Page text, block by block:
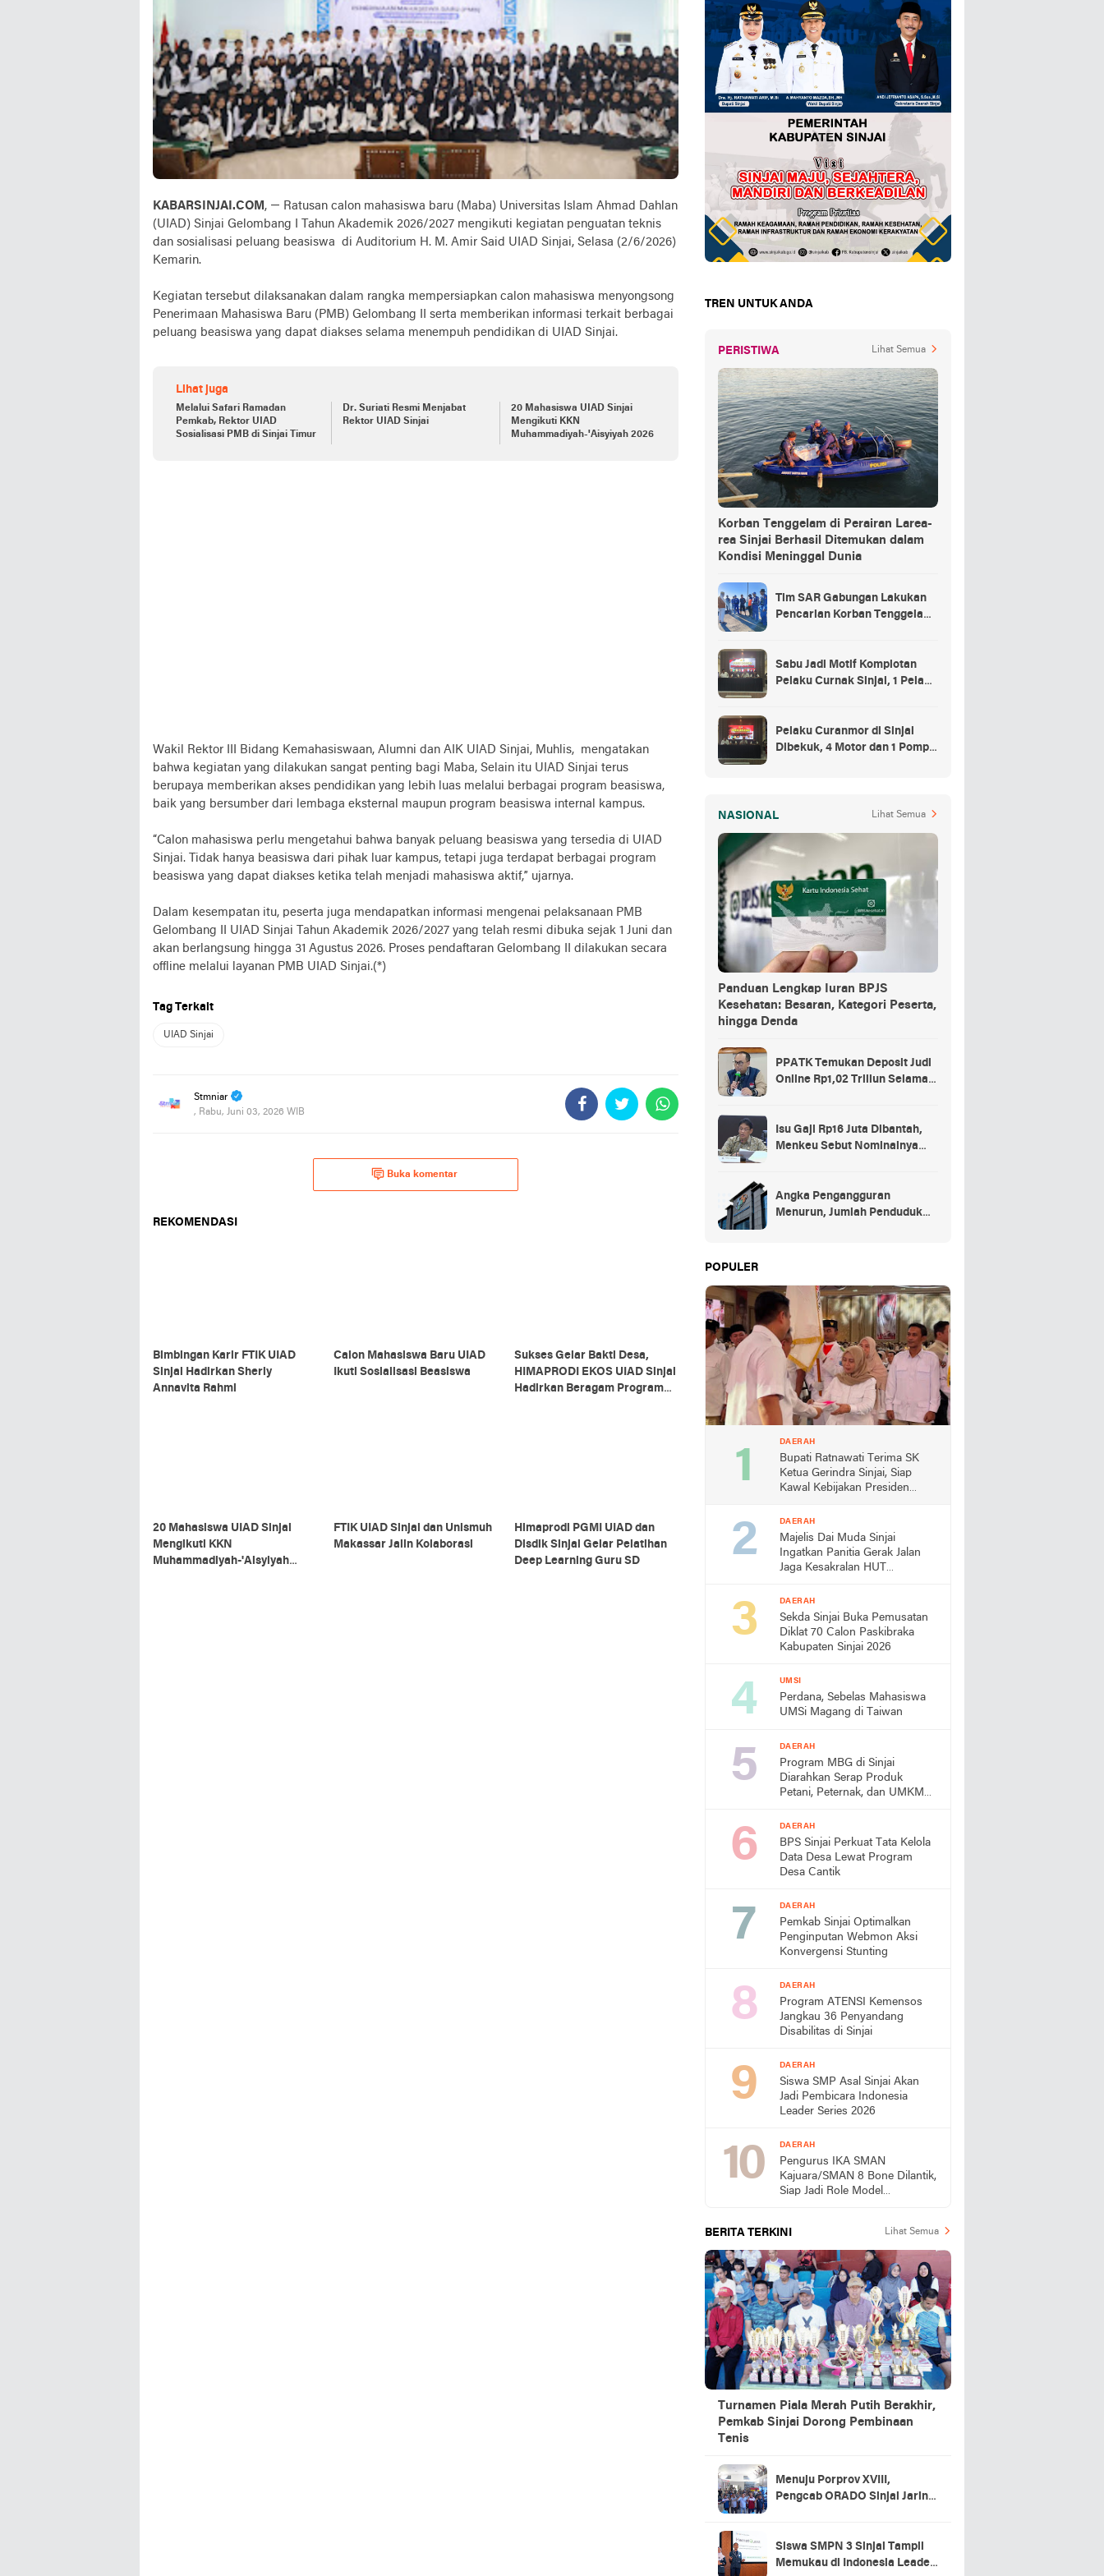
KABARSINJAI.COM, — Ratusan calon mahasiswa baru (Maba) Universitas Islam Ahmad Dahlan
(UIAD) Sinjai Gelombang I Tahun Akademik 2026/2027 mengikuti kegiatan penguatan teknis
dan sosialisasi peluang beasiswa di Auditorium H. M. Amir Said UIAD Sinjai, Selasa (2/6/2026)
Kemarin.
Kegiatan tersebut dilaksanakan dalam rangka mempersiapkan calon mahasiswa menyongsong
Penerimaan Mahasiswa Baru (PMB) Gelombang II serta memberikan informasi terkait berbagai
peluang beasiswa yang dapat diakses selama menempuh pendidikan di UIAD Sinjai.
Lihat juga
Melalui Safari Ramadan
Pemkab, Rektor UIAD
Sosialisasi PMB di Sinjai Timur
Dr. Suriati Resmi Menjabat
Rektor UIAD Sinjai
20 Mahasiswa UIAD Sinjai
Mengikuti KKN
Muhammadiyah-'Aisyiyah 2026
Wakil Rektor III Bidang Kemahasiswaan, Alumni dan AIK UIAD Sinjai, Muhlis, mengatakan
bahwa kegiatan yang dilakukan sangat penting bagi Maba, Selain itu UIAD Sinjai terus
berupaya memberikan akses pendidikan yang lebih luas melalui berbagai program beasiswa,
baik yang bersumber dari lembaga eksternal maupun program beasiswa internal kampus.
“Calon mahasiswa perlu mengetahui bahwa banyak peluang beasiswa yang tersedia di UIAD
Sinjai. Tidak hanya beasiswa dari pihak luar kampus, tetapi juga terdapat berbagai program
beasiswa yang dapat diakses ketika telah menjadi mahasiswa aktif,” ujarnya.
Dalam kesempatan itu, peserta juga mendapatkan informasi mengenai pelaksanaan PMB
Gelombang II UIAD Sinjai Tahun Akademik 2026/2027 yang telah resmi dibuka sejak 1 Juni dan
akan berlangsung hingga 31 Agustus 2026. Proses pendaftaran Gelombang II dilakukan secara
offline melalui layanan PMB UIAD Sinjai.(*)
Tag Terkait
UIAD Sinjai
Stmniar
, Rabu, Juni 03, 2026 WIB
Buka komentar
REKOMENDASI
Bimbingan Karir FTIK UIAD
Sinjai Hadirkan Sherly
Annavita Rahmi
Calon Mahasiswa Baru UIAD
Ikuti Sosialisasi Beasiswa
Sukses Gelar Bakti Desa,
HIMAPRODI EKOS UIAD Sinjai
Hadirkan Beragam Program
20 Mahasiswa UIAD Sinjai
Mengikuti KKN
Muhammadiyah-'Aisyiyah
FTIK UIAD Sinjai dan Unismuh
Makassar Jalin Kolaborasi
Himaprodi PGMI UIAD dan
Disdik Sinjai Gelar Pelatihan
Deep Learning Guru SD
TREN UNTUK ANDA
PERISTIWA Lihat Semua
Korban Tenggelam di Perairan Larea-
rea Sinjai Berhasil Ditemukan dalam
Kondisi Meninggal Dunia
Tim SAR Gabungan Lakukan
Pencarian Korban Tenggelam
Sabu Jadi Motif Komplotan
Pelaku Curnak Sinjai, 1 Pelaku
Pelaku Curanmor di Sinjai
Dibekuk, 4 Motor dan 1 Pompa
NASIONAL Lihat Semua
Panduan Lengkap Iuran BPJS
Kesehatan: Besaran, Kategori Peserta,
hingga Denda
PPATK Temukan Deposit Judi
Online Rp1,02 Triliun Selama
Isu Gaji Rp16 Juta Dibantah,
Menkeu Sebut Nominalnya
Angka Pengangguran
Menurun, Jumlah Penduduk
POPULER
DAERAH
Bupati Ratnawati Terima SK
Ketua Gerindra Sinjai, Siap
Kawal Kebijakan Presiden
DAERAH
Majelis Dai Muda Sinjai
Ingatkan Panitia Gerak Jalan
Jaga Kesakralan HUT
DAERAH
Sekda Sinjai Buka Pemusatan
Diklat 70 Calon Paskibraka
Kabupaten Sinjai 2026
UMSI
Perdana, Sebelas Mahasiswa
UMSi Magang di Taiwan
DAERAH
Program MBG di Sinjai
Diarahkan Serap Produk
Petani, Peternak, dan UMKM
DAERAH
BPS Sinjai Perkuat Tata Kelola
Data Desa Lewat Program
Desa Cantik
DAERAH
Pemkab Sinjai Optimalkan
Penginputan Webmon Aksi
Konvergensi Stunting
DAERAH
Program ATENSI Kemensos
Jangkau 36 Penyandang
Disabilitas di Sinjai
DAERAH
Siswa SMP Asal Sinjai Akan
Jadi Pembicara Indonesia
Leader Series 2026
DAERAH
Pengurus IKA SMAN
Kajuara/SMAN 8 Bone Dilantik,
Siap Jadi Role Model
BERITA TERKINI Lihat Semua
Turnamen Piala Merah Putih Berakhir,
Pemkab Sinjai Dorong Pembinaan
Tenis
Menuju Porprov XVIII,
Pengcab ORADO Sinjai Jaring
Siswa SMPN 3 Sinjai Tampil
Memukau di Indonesia Leader